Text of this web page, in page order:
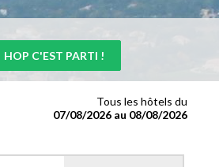
Tous les hôtels du
07/08/2026 au 08/08/2026